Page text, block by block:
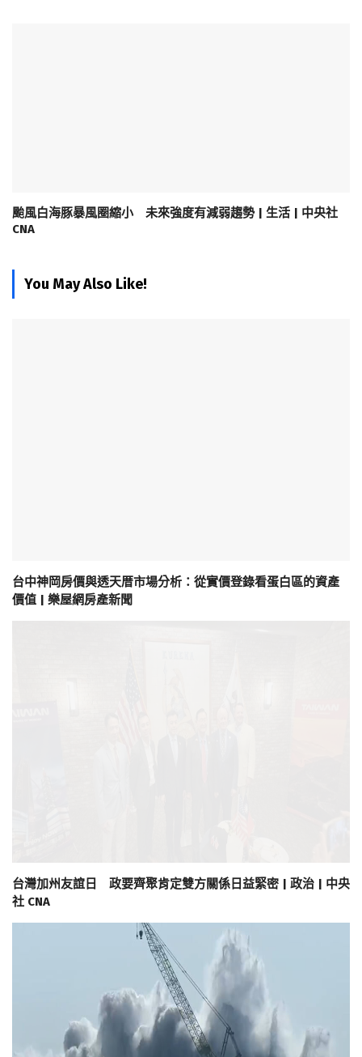
颱風白海豚暴風圈縮小 未來強度有減弱趨勢 | 生活 | 中央社
CNA
You May Also Like!
台中神岡房價與透天厝市場分析：從實價登錄看蛋白區的資產
價值 | 樂屋網房產新聞
台灣加州友誼日 政要齊聚肯定雙方關係日益緊密 | 政治 | 中央
社 CNA